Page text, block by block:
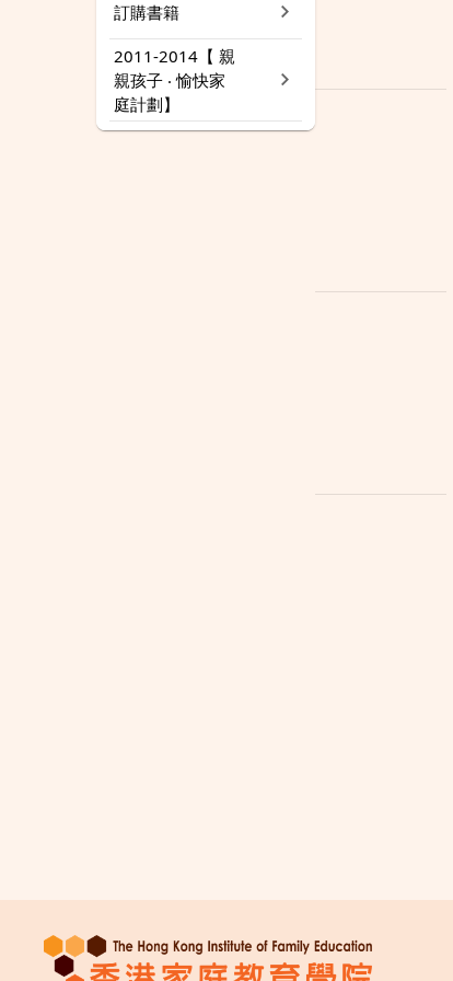
訂購書籍
2011-2014【 親
親孩子 ‧ 愉快家
庭計劃】